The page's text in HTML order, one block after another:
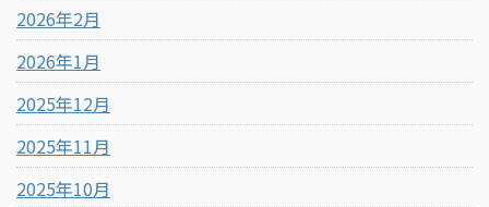
2026年2月
2026年1月
2025年12月
2025年11月
2025年10月